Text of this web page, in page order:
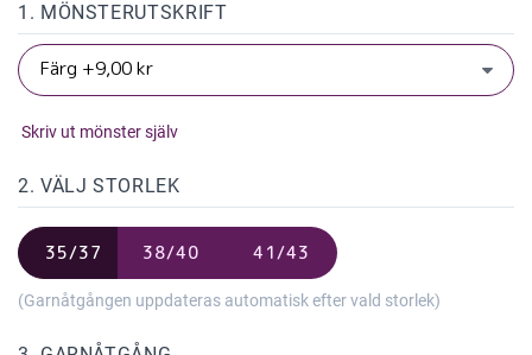
1. MÖNSTERUTSKRIFT
Skriv ut mönster själv
2. VÄLJ STORLEK
35/37 38/40 41/43
(Garnåtgången uppdateras automatisk efter vald storlek)